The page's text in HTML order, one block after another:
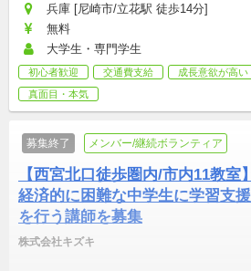
兵庫 [尼崎市/立花駅 徒歩14分]
無料
大学生・専門学生
初心者歓迎 交通費支給 成長意欲が高い
真面目・本気
募集終了 メンバー/継続ボランティア
【西宮北口徒歩圏内/市内11教室】
経済的に困難な中学生に学習支援
を行う講師を募集
株式会社キズキ